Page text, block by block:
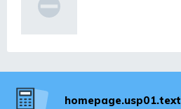
homepage.usp01.text